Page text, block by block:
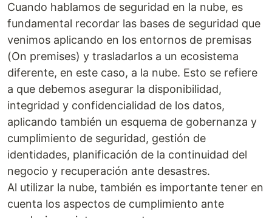
Cuando hablamos de seguridad en la nube, es
fundamental recordar las bases de seguridad que
venimos aplicando en los entornos de premisas
(On premises) y trasladarlos a un ecosistema
diferente, en este caso, a la nube. Esto se refiere
a que debemos asegurar la disponibilidad,
integridad y confidencialidad de los datos,
aplicando también un esquema de gobernanza y
cumplimiento de seguridad, gestión de
identidades, planificación de la continuidad del
negocio y recuperación ante desastres.
Al utilizar la nube, también es importante tener en
cuenta los aspectos de cumplimiento ante